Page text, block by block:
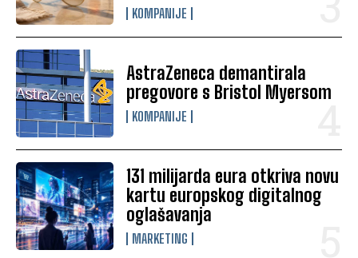
KOMPANIJE
AstraZeneca demantirala
pregovore s Bristol Myersom
KOMPANIJE
131 milijarda eura otkriva novu
kartu europskog digitalnog
oglašavanja
MARKETING